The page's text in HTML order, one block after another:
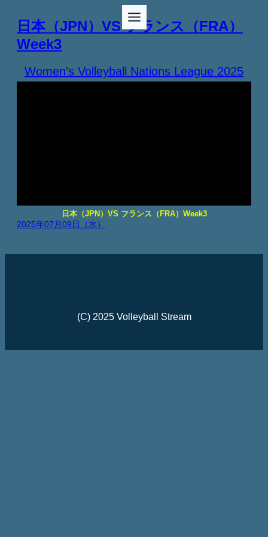
日本（JPN）VS フランス（FRA）
Week3
Women’s Volleyball Nations League 2025
日本（JPN）VS フランス（FRA）Week3
2025年07月09日（水）
(C) 2025 Volleyball Stream